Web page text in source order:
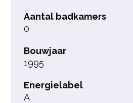
Aantal badkamers
0
Bouwjaar
1995
Energielabel
A